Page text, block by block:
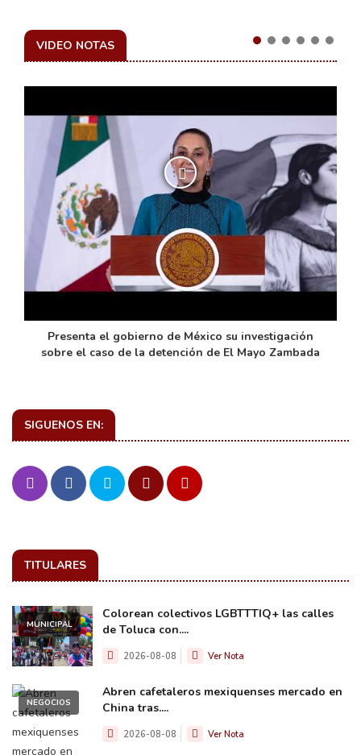
VIDEO NOTAS
Presenta el gobierno de México su investigación
sobre el caso de la detención de El Mayo Zambada
SIGUENOS EN:
TITULARES
MUNICIPAL
Colorean colectivos LGBTTTIQ+ las calles
de Toluca con....
2026-08-08 Ver Nota
NEGOCIOS
Abren cafetaleros mexiquenses mercado en
China tras....
2026-08-08 Ver Nota